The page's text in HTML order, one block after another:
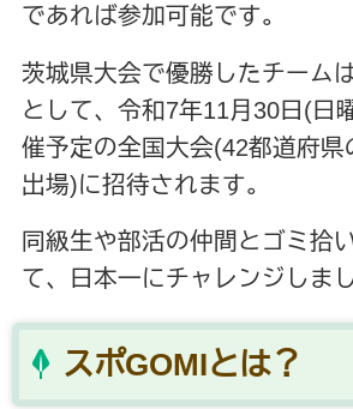
であれば参加可能です。
茨城県大会で優勝したチーム
として、令和7年11月30日(日
催予定の全国大会(42都道府県
出場)に招待されます。
同級生や部活の仲間とゴミ拾
て、日本一にチャレンジしま
スポGOMIとは？